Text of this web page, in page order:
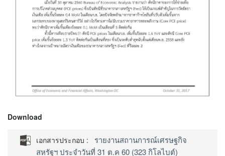
Download
เอกสารประกอบ :
รายงานสถานการณ์เศรษฐกิจ
สหรัฐฯ ประจำวันที่ 31 ต.ค 60 (323 กิโลไบต์)